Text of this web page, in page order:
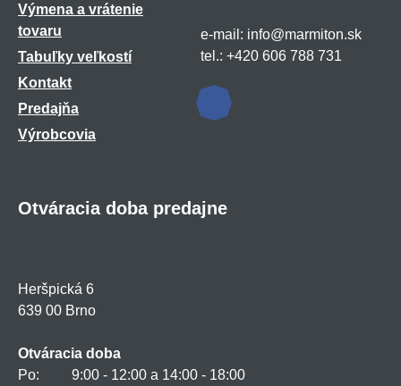
Výmena a vrátenie
tovaru
Tabuľky veľkostí
Kontakt
Predajňa
Výrobcovia
e-mail: info@marmiton.sk
tel.: +420 606 788 731
Otváracia doba predajne
Heršpická 6
639 00 Brno
Otváracia doba
Po: 9:00 - 12:00 a 14:00 - 18:00